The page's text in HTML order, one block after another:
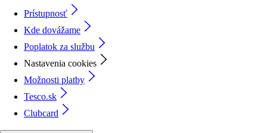
Prístupnosť
Kde dovážame
Poplatok za službu
Nastavenia cookies
Možnosti platby
Tesco.sk
Clubcard